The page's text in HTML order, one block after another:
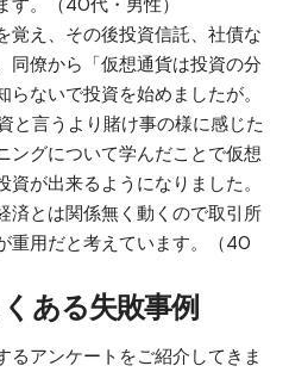
す。（40代・男性）
覚え、その後投資信託、社債な
同僚から「仮想通貨は投資の分
ないで投資を始めましたが。
と言うより賭け事の様に感じた
ングについて学んだことで仮想
が出来るようになりました。
済とは関係無く動くので取引所
重用だと考えています。（40
ある失敗事例
るアンケートをご紹介してきま